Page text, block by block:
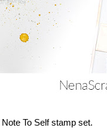
Note To Self stamp set.